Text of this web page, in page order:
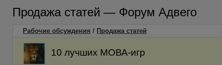
Продажа статей — Форум Адвего
Рабочие обсуждения / Продажа статей
10 лучших МОВА-игр